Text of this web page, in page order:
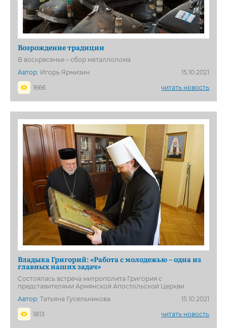
Возрождение традиции
В воскресенье – сбор металлолома
Автор: Игорь Ярмизин
15.10.2021
1666
читать новость
Владыка Григорий: «Работа с молодежью – одна из
главных наших задач»
Состоялась встреча митрополита Григория с
представителями Армянской Апостольской Церкви
Автор: Татьяна Гусельникова
15.10.2021
1813
читать новость